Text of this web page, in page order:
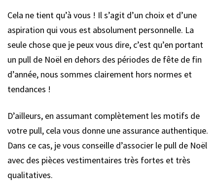
Cela ne tient qu’à vous ! Il s’agit d’un choix et d’une
aspiration qui vous est absolument personnelle. La
seule chose que je peux vous dire, c’est qu’en portant
un pull de Noël en dehors des périodes de fête de fin
d’année, nous sommes clairement hors normes et
tendances !
D’ailleurs, en assumant complètement les motifs de
votre pull, cela vous donne une assurance authentique.
Dans ce cas, je vous conseille d’associer le pull de Noël
avec des pièces vestimentaires très fortes et très
qualitatives.